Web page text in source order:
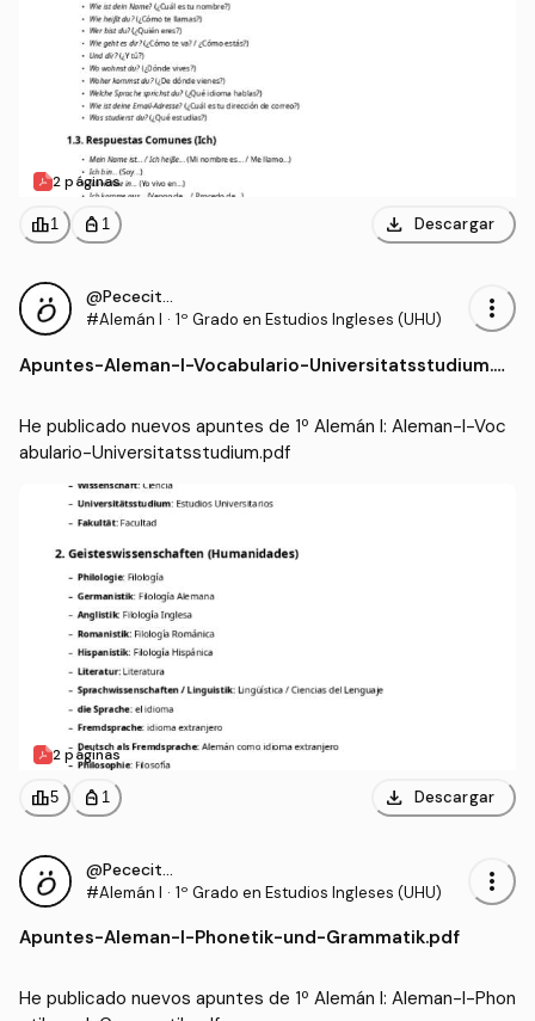
2 páginas
leaderboard1 personal_bag 1 download Descargar
@Pececito331
#Alemán I · 1º Grado en Estudios Ingleses (UHU) more_vert
Apuntes-Aleman-I-Vocabulario-Universitatsstudium.p
He publicado nuevos apuntes de 1º Alemán I: Aleman-I-Voc
abulario-Universitatsstudium.pdf
2 páginas
leaderboard5 personal_bag 1 download Descargar
@Pececito331
#Alemán I · 1º Grado en Estudios Ingleses (UHU) more_vert
Apuntes-Aleman-I-Phonetik-und-Grammatik.pdf
He publicado nuevos apuntes de 1º Alemán I: Aleman-I-Phon